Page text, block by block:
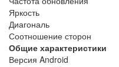
Яркость
Диагональ
Соотношение сторон
Общие характеристики
Версия Android